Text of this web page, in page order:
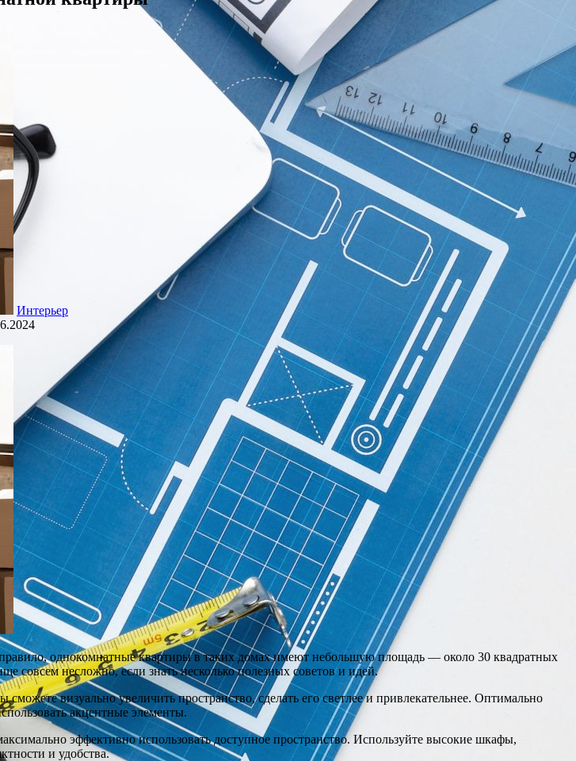
Интерьер
однокомнатные квартиры в таких домах имеют небольшую площадь — около 30 квадратных
совсем несложно, если знать несколько полезных советов и идей.
визуально увеличить пространство, сделать его светлее и привлекательнее. Оптимально
акцентные элементы.
эффективно использовать доступное пространство. Используйте высокие шкафы,
и удобства.